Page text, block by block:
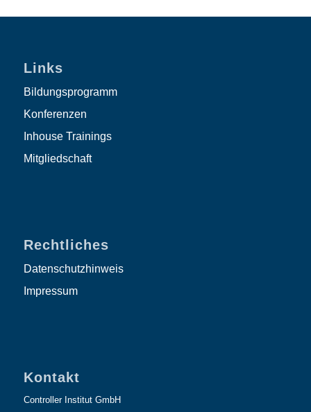
Links
Bildungsprogramm
Konferenzen
Inhouse Trainings
Mitgliedschaft
Rechtliches
Datenschutzhinweis
Impressum
Kontakt
Controller Institut GmbH